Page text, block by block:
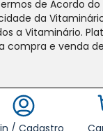
de Acordo do
da
a Vitaminário.
compra e venda
/ Cadastro